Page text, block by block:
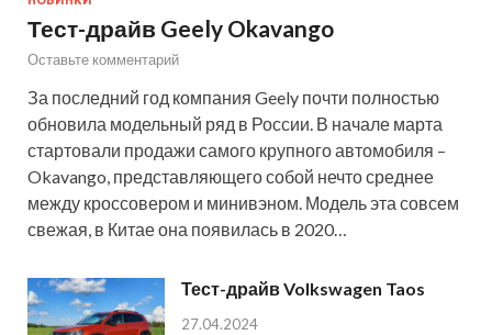
Тест-драйв Geely Okavango
Оставьте комментарий
За последний год компания Geely почти полностью
обновила модельный ряд в России. В начале марта
стартовали продажи самого крупного автомобиля –
Okavango, представляющего собой нечто среднее
между кроссовером и минивэном. Модель эта совсем
свежая, в Китае она появилась в 2020…
Тест-драйв Volkswagen Taos
27.04.2024